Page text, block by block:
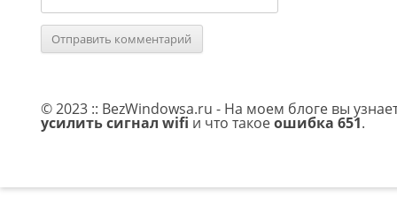
© 2023 :: BezWindowsa.ru - На моем блоге вы
усилить сигнал wifi и что такоеошибка 651.